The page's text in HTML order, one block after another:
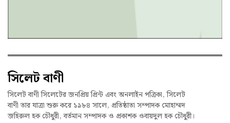
সিলেট বাণী
সিলেট বাণী সিলেটের জনপ্রিয় প্রিন্ট এবং অনলাইন পত্রিকা, সিলেট
বাণী তার যাত্রা শুরু করে ১৯৮৪ সালে, প্রতিষ্ঠাতা সম্পাদক মোহাম্মদ
জহিরুল হক চৌধুরী, বর্তমান সম্পাদক ও প্রকাশক ওবায়দুল হক চৌধুরী।